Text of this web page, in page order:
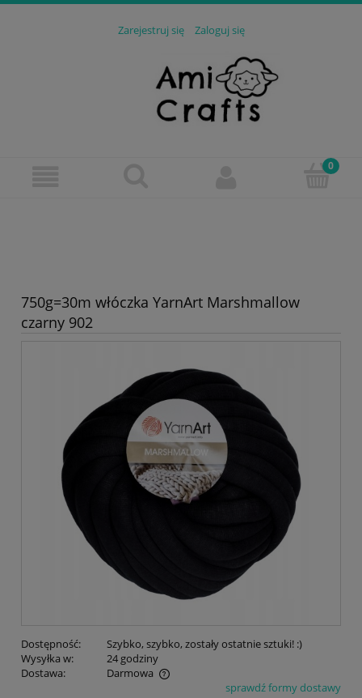
Zarejestruj się Zaloguj się
750g=30m włóczka YarnArt Marshmallow
czarny 902
Dostępność:
Szybko, szybko, zostały ostatnie sztuki! :)
Wysyłka w:
24 godziny
Dostawa:
Darmowa
Cena nie zawiera ewentualnych kosztów płatnościsprawdź formy dostawy